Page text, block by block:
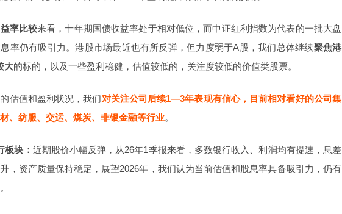
率比较来看，十年期国债收益率处于相对低位，而中证红利指数为代表的一批大盘
率仍有吸引力。港股市场最近也有所反弹，但力度弱于A股，我们总体继续聚焦港
大的标的，以及一些盈利稳健，估值较低的，关注度较低的价值类股票。
估值和盈利状况，我们对关注公司后续1—3年表现有信心，目前相对看好的公司集
、纺服、交运、煤炭、非银金融等行业。
板块： 近期股价小幅反弹，从26年1季报来看，多数银行收入、利润均有提速，息差
，资产质量保持稳定，展望2026年，我们认为当前估值和股息率具备吸引力，仍有